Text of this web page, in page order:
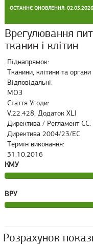
ОСТАННЄ ОНОВЛЕННЯ: 02.03.2026
Врегулювання
тканин і клітин
Піднапрямок:
Тканини, клітини та органи
Відповідальні:
МОЗ
Стаття Угоди:
V.22.428, Додаток XLI
Директива / Регламент ЄС:
Директива 2004/23/EC
Термін виконання:
31.10.2016
КМУ
ВРУ
Розрахунок